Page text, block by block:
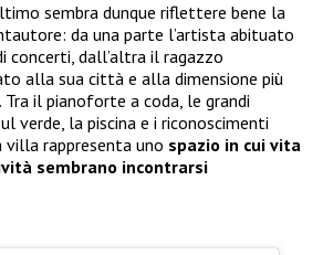
sembra dunque riflettere bene la
da una parte l’artista abituato
concerti, dall’altra il ragazzo
alla sua città e alla dimensione più
il pianoforte a coda, le grandi
verde, la piscina e i riconoscimenti
rappresenta uno spazio in cui vita
sembrano incontrarsi